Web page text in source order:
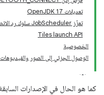
تعديلات OpenJDK 17
تعزّز JobScheduler سلوك رد الاتصال والشبكة
Tiles launch API
الخصوصية
الوصول الجزئي إلى الصور والفيديوهات